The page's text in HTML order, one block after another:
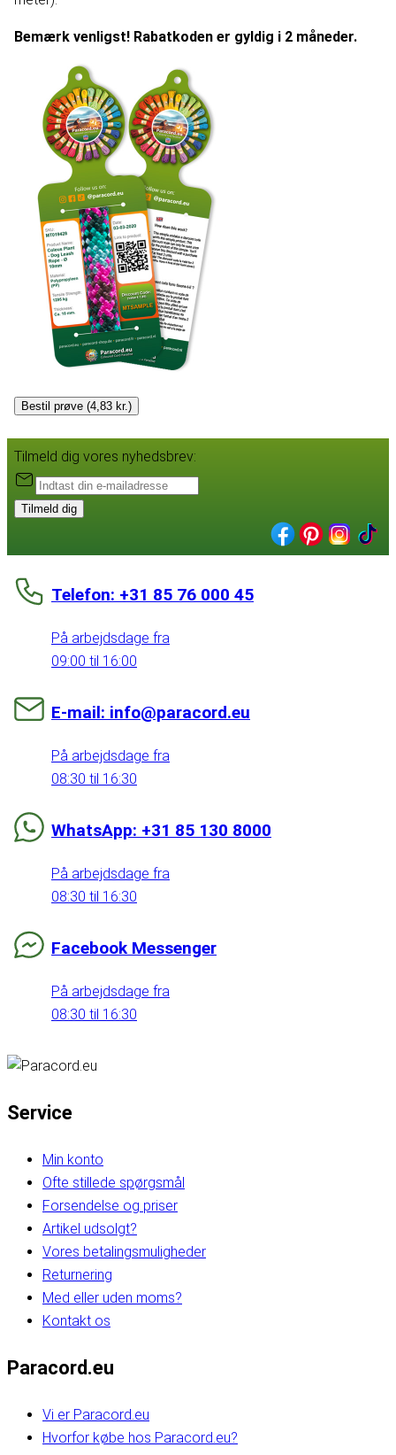
Bemærk venligst! Rabatkoden er gyldig i 2 måneder.
Bestil prøve (4,83 kr.)
Tilmeld dig vores nyhedsbrev:
Tilmeld dig
Telefon: +31 85 76 000 45
På arbejdsdage fra
09:00 til 16:00
E-mail: info@paracord.eu
På arbejdsdage fra
08:30 til 16:30
WhatsApp: +31 85 130 8000
På arbejdsdage fra
08:30 til 16:30
Facebook Messenger
På arbejdsdage fra
08:30 til 16:30
Service
Min konto
Ofte stillede spørgsmål
Forsendelse og priser
Artikel udsolgt?
Vores betalingsmuligheder
Returnering
Med eller uden moms?
Kontakt os
Paracord.eu
Vi er Paracord.eu
Hvorfor købe hos Paracord.eu?